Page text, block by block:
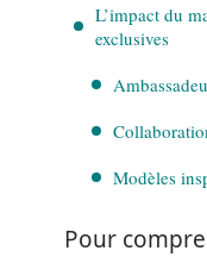
L’impact du
exclusives
Modèles
Pour